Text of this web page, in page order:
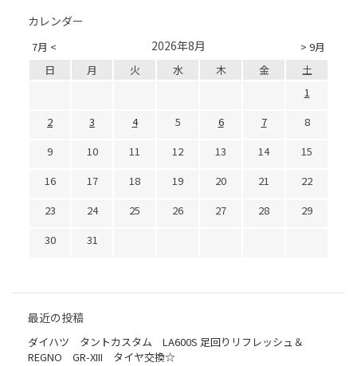
カレンダー
7月 < > 9月
2026年8月
日 月 火 水 木 金
土
1
2
3 4 5 6 7
8
9
10 11 12 13 14
15
16
17 18 19 20 21
22
23
24 25 26 27 28
29
30
31
最近の投稿
ダイハツ タントカスタム LA600S 足回りリフレッシュ＆
REGNO GR-XIII タイヤ交換☆